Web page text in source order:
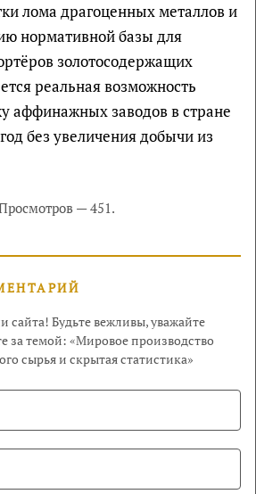
лома драгоценных металлов и
нормативной базы для
золотосодержащих
реальная возможность
аффинажных заводов в стране
без увеличения добычи из
— 451.
сайта! Будьте вежливы, уважайте
за темой: «Мировое производство
сырья и скрытая статистика»